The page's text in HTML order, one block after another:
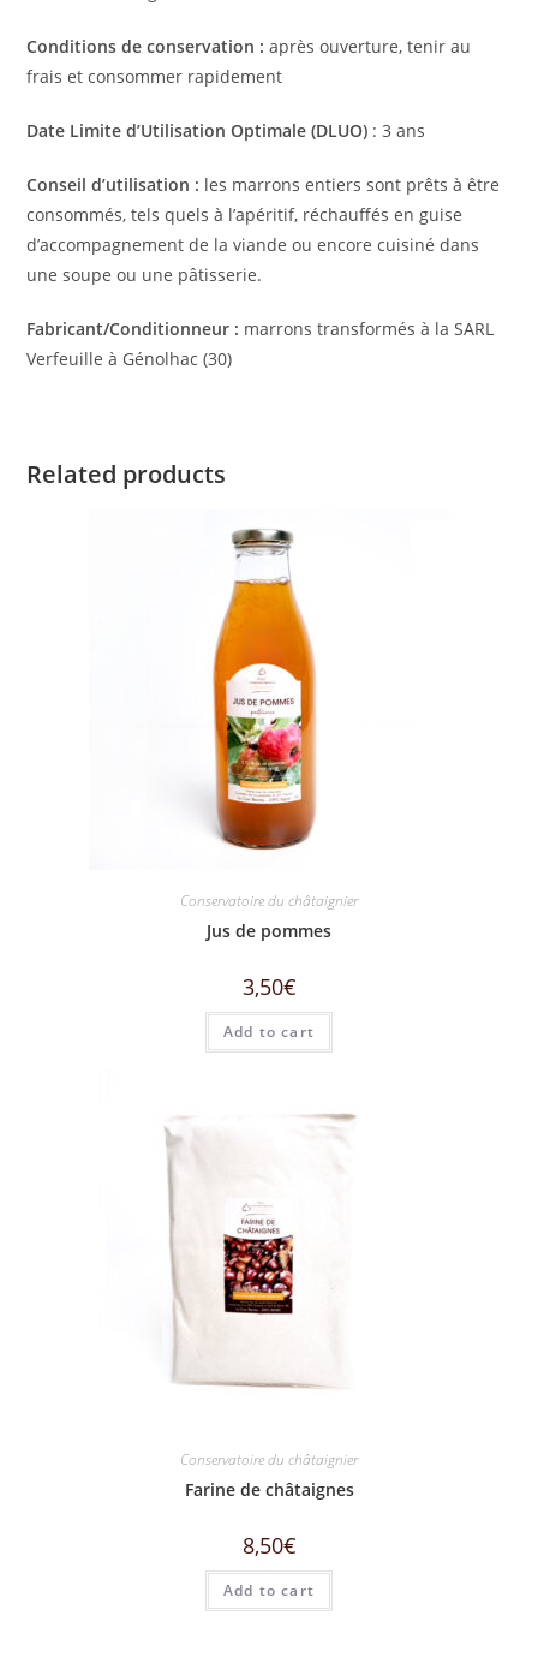
Conditions de conservation : après ouverture, tenir au
frais et consommer rapidement
Date Limite d’Utilisation Optimale (DLUO) : 3 ans
Conseil d’utilisation : les marrons entiers sont prêts à être
consommés, tels quels à l’apéritif, réchauffés en guise
d’accompagnement de la viande ou encore cuisiné dans
une soupe ou une pâtisserie.
Fabricant/Conditionneur : marrons transformés à la SARL
Verfeuille à Génolhac (30)
Related products
Conservatoire du châtaignier
Jus de pommes
3,50€
Add to cart
Conservatoire du châtaignier
Farine de châtaignes
8,50€
Add to cart